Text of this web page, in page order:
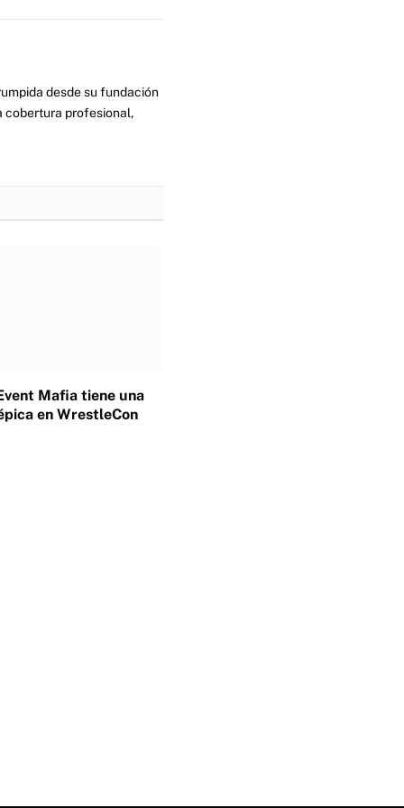
desde su fundación
cobertura profesional,
Mafia tiene una
en WrestleCon